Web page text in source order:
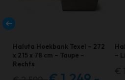
Haluta Hoekbank Texel – 272
x 215 x 78 cm – Taupe –
Rechts
Oorspronkelijke
–